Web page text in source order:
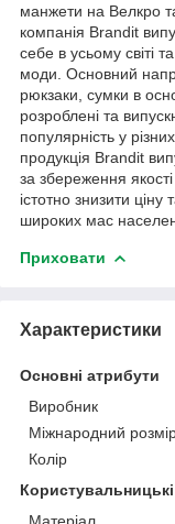
манжети на Велкро
компанія Brandit
себе в усьому світі
моди. Основний
рюкзаки, сумки в
розроблені та
популярність у
продукція Brandit
за збереження
істотно знизити
широких мас
Приховати
Характеристики
Основні атрибути
Виробник
Міжнародний
Колір
Матеріал